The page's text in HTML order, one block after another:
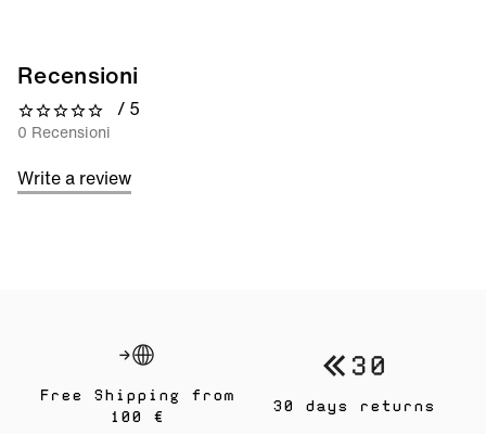
Recensioni
0 out of 5 stars
/ 5
0 Recensioni
Write a review
Free Shipping from
100 €
30 days returns